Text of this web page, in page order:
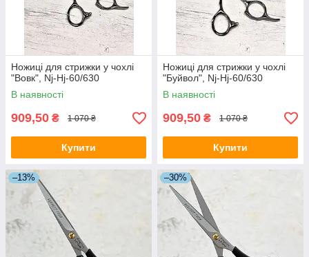
Ножиці для стрижки у чохлі
"Вовк", Nj-Hj-60/630
В наявності
909,50 ₴ 1 070 ₴
Купити
Ножиці для стрижки у чохлі
"Буйвол", Nj-Hj-60/630
В наявності
909,50 ₴ 1 070 ₴
Купити
–13% –30%